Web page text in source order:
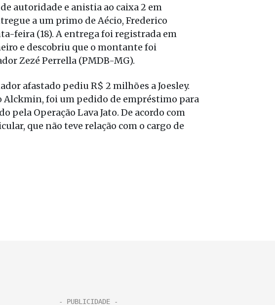
autoridade e anistia ao caixa 2 em
a um primo de Aécio, Frederico
feira (18). A entrega foi registrada em
e descobriu que o montante foi
Zezé Perrella (PMDB-MG).
afastado pediu R$ 2 milhões a Joesley.
Alckmin, foi um pedido de empréstimo para
pela Operação Lava Jato. De acordo com
que não teve relação com o cargo de